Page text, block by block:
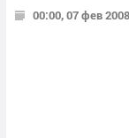
00:00, 07 фев